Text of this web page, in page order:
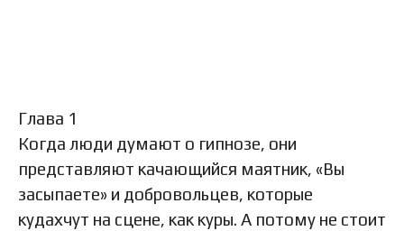
Глава 1
Когда люди думают о гипнозе, они
представляют качающийся маятник, «Вы
засыпаете» и добровольцев, которые
кудахчут на сцене, как куры. А потому не стоит